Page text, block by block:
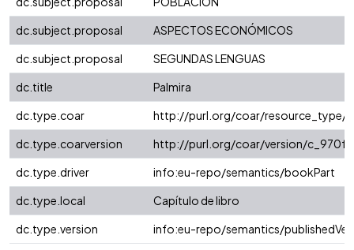
dc.subject.proposal
ASPECTOS ECONÓMICOS
dc.subject.proposal
SEGUNDAS LENGUAS
dc.title
Palmira
dc.type.coar
http://purl.org/coar/resource_type/
dc.type.coarversion
http://purl.org/coar/version/
dc.type.driver
info:eu-repo/semantics/bookPart
dc.type.local
Capítulo de libro
dc.type.version
info:eu-repo/semantics/